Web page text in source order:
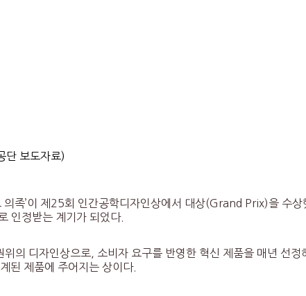
단 보도자료)
족’이 제25회 인간공학디자인상에서 대상(Grand Prix)을 수
인정받는 계기가 되었다.
의 디자인상으로, 소비자 요구를 반영한 혁신 제품을 매년 선
된 제품에 주어지는 상이다.